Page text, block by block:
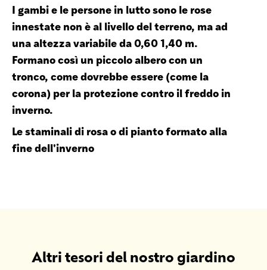
I gambi e le persone in lutto sono le rose
innestate non è al livello del terreno, ma ad
una altezza variabile da 0,60 1,40 m.
Formano così un piccolo albero con un
tronco, come dovrebbe essere (come la
corona) per la protezione contro il freddo in
inverno.
Le staminali di rosa o di pianto formato alla
fine dell'inverno
Altri tesori del nostro giardino